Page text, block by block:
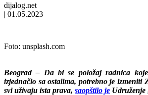
dijalog.net
| 01.05.2023
Foto: unsplash.com
Beograd – Da bi se položaj radnica
izjednačio sa ostalima, potrebno je izmeniti
svi uživaju ista prava, saopštilo je Udruženje